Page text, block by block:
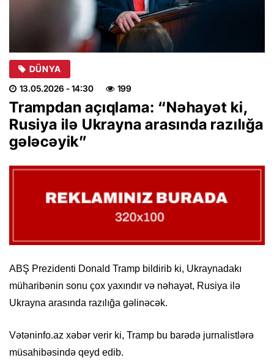
DÜNYA
13.05.2026 - 14:30 199
Trampdan açıqlama: “Nəhayət ki,
Rusiya ilə Ukrayna arasında razılığa
gələcəyik”
ABŞ Prezidenti Donald Tramp bildirib ki, Ukraynadakı
müharibənin sonu çox yaxındır və nəhayət, Rusiya ilə
Ukrayna arasında razılığa gəlinəcək.
Vətəninfo.az xəbər verir ki, Tramp bu barədə jurnalistlərə
müsahibəsində qeyd edib.